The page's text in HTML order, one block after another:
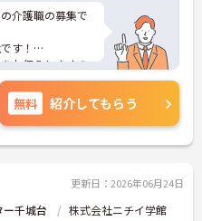
ているため、年
となく、長く腰
介護職の募集で
す！
お伝えしますの
無料 紹介してもらう
更新日：2026年06月24日
千城台 株式会社ニチイ学館